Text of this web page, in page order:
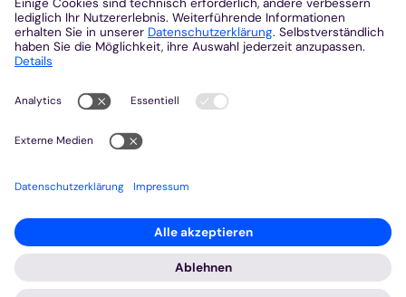
Nachrichten
Veranstaltungen
Gottesdienste
Stellenangebote
Kirchenzeitung
Amtsblatt (Kirchlicher Anzeiger)
Rechtsdatenbank
Meldestelle gemäß Hinweisgeberschutzgesetz
2026 © Bistum Aachen Impressum